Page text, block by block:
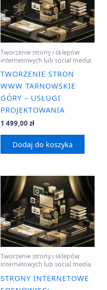
Tworzenie strony i sklepów
internetowych lub social media
TWORZENIE STRON
WWW TARNOWSKIE
GÓRY – USŁUGI
PROJEKTOWANIA
1 499,00 zł
Dodaj do koszyka
Tworzenie strony i sklepów
internetowych lub social media
STRONY INTERNETOWE